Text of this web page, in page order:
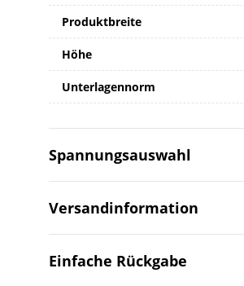
Produktbreite
Höhe
Unterlagennorm
Spannungsauswahl
Versandinformation
Einfache Rückgabe